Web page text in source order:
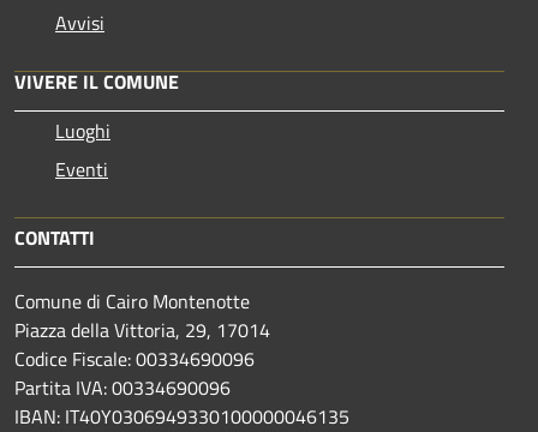
Avvisi
VIVERE IL COMUNE
Luoghi
Eventi
CONTATTI
Comune di Cairo Montenotte
Piazza della Vittoria, 29, 17014
Codice Fiscale: 00334690096
Partita IVA: 00334690096
IBAN: IT40Y0306949330100000046135